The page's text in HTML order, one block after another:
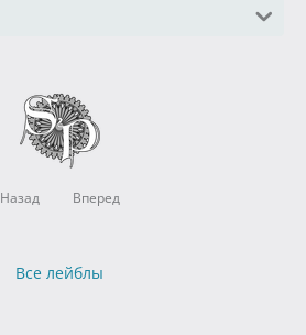
Назад Вперед
Все лейблы